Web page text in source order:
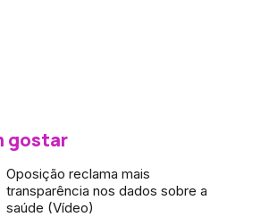
gostar
Oposição reclama mais
transparência nos dados sobre a
saúde (Vídeo)